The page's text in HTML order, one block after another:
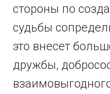
стороны по
судьбы
это внесет
дружбы,